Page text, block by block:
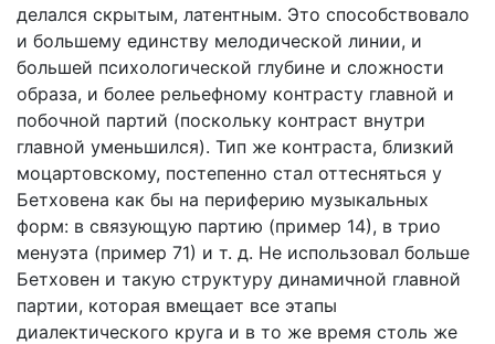
делался скрытым, латентным. Это способствовало
и большему единству мелодической линии, и
большей психологической глубине и сложности
образа, и более рельефному контрасту главной и
побочной партий (поскольку контраст внутри
главной уменьшился). Тип же контраста, близкий
моцартовскому, постепенно стал оттесняться у
Бетховена как бы на периферию музыкальных
форм: в связующую партию (пример 14), в трио
менуэта (пример 71) и т. д. Не использовал больше
Бетховен и такую структуру динамичной главной
партии, которая вмещает все этапы
диалектического круга и в то же время столь же